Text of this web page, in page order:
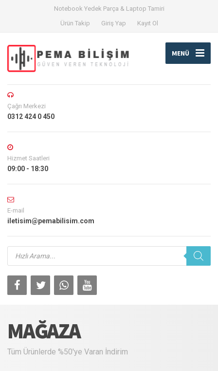
Notebook Yedek Parça & Laptop Tamiri
Ürün Takip
Giriş Yap Kayıt Ol
MENÜ
Çağrı Merkezi
0312 424 0 450
Hizmet Saatleri
09:00 - 18:30
E-mail
iletisim@pemabilisim.com
Products
search
MAĞAZA
Tüm Ürünlerde %50'ye Varan İndirim